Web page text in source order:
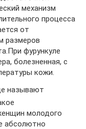
механизм
процесса
от
размеров
фурункуле
болезненная, с
кожи.
называют
молодого
абсолютно